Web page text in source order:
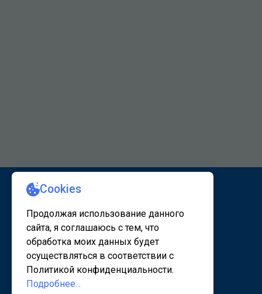
КАРТА САЙТА 1 КАРТА САЙТА 2
© 2020 - 2026, www.sanatorsk.ru